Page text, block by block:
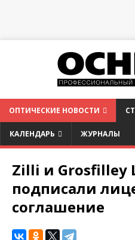
ОПТИЧЕСКИЕ НОВОСТИ
КАЛЕНДАРЬ ЖУРНАЛЫ
Zilli и Grosfilley
подписали
соглашение